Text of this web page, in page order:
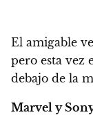
El amigable
pero esta vez
debajo de la
Marvel y